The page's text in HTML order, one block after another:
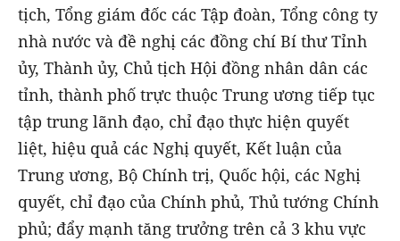
tịch, Tổng giám đốc các Tập đoàn, Tổng công ty
nhà nước và đề nghị các đồng chí Bí thư Tỉnh
ủy, Thành ủy, Chủ tịch Hội đồng nhân dân các
tỉnh, thành phố trực thuộc Trung ương tiếp tục
tập trung lãnh đạo, chỉ đạo thực hiện quyết
liệt, hiệu quả các Nghị quyết, Kết luận của
Trung ương, Bộ Chính trị, Quốc hội, các Nghị
quyết, chỉ đạo của Chính phủ, Thủ tướng Chính
phủ; đẩy mạnh tăng trưởng trên cả 3 khu vực